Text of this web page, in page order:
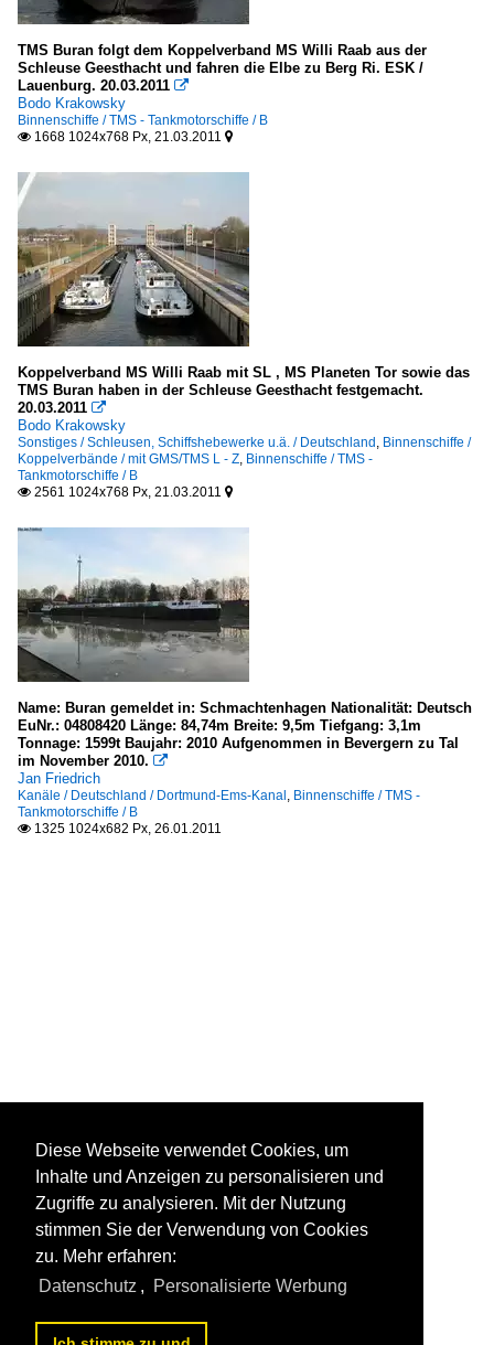
TMS Buran folgt dem Koppelverband MS Willi Raab aus der
Schleuse Geesthacht und fahren die Elbe zu Berg Ri. ESK /
Lauenburg. 20.03.2011 
Bodo Krakowsky
Binnenschiffe / TMS - Tankmotorschiffe / B
 1668 1024x768 Px, 21.03.2011 
Koppelverband MS Willi Raab mit SL , MS Planeten Tor sowie das
TMS Buran haben in der Schleuse Geesthacht festgemacht.
20.03.2011 
Bodo Krakowsky
Sonstiges / Schleusen, Schiffshebewerke u.ä. / Deutschland , Binnenschiffe /
Koppelverbände / mit GMS/TMS L - Z, Binnenschiffe / TMS -
Tankmotorschiffe / B
 2561 1024x768 Px, 21.03.2011 
Name: Buran gemeldet in: Schmachtenhagen Nationalität: Deutsch
EuNr.: 04808420 Länge: 84,74m Breite: 9,5m Tiefgang: 3,1m
Tonnage: 1599t Baujahr: 2010 Aufgenommen in Bevergern zu Tal
im November 2010. 
Jan Friedrich
Kanäle / Deutschland / Dortmund-Ems-Kanal , Binnenschiffe / TMS -
Tankmotorschiffe / B
 1325 1024x682 Px, 26.01.2011
Diese Webseite verwendet Cookies, um
Inhalte und Anzeigen zu personalisieren und
Zugriffe zu analysieren. Mit der Nutzung
stimmen Sie der Verwendung von Cookies
zu. Mehr erfahren:
Datenschutz , Personalisierte Werbung